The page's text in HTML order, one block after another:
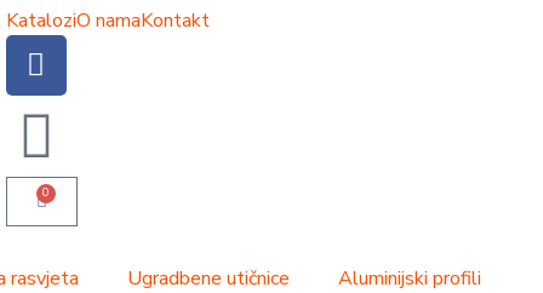
KataloziO namaKontakt
0
rasvjeta Ugradbene utičnice Aluminijski profili